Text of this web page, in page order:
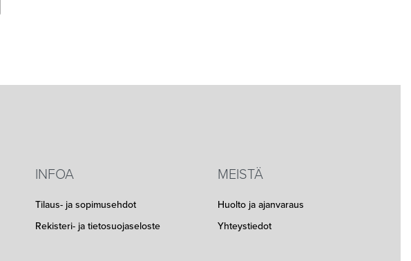
INFOA
Tilaus- ja sopimusehdot
Rekisteri- ja tietosuojaseloste
MEISTÄ
Huolto ja ajanvaraus
Yhteystiedot